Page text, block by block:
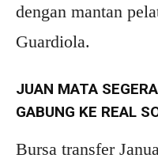
dengan mantan
Guardiola.
JUAN MATA
GABUNG KE REAL
Bursa transfer